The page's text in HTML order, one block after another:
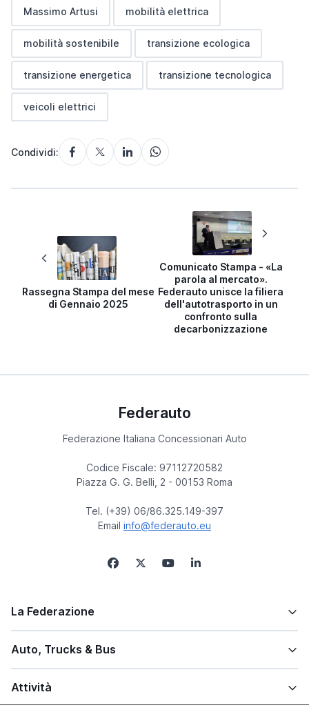
Massimo Artusi mobilità elettrica
mobilità sostenibile transizione ecologica
transizione energetica transizione tecnologica
veicoli elettrici
Condividi:
Rassegna Stampa del mese
di Gennaio 2025
Comunicato Stampa - «La
parola al mercato».
Federauto unisce la filiera
dell'autotrasporto in un
confronto sulla
decarbonizzazione
Federauto
Federazione Italiana Concessionari Auto
Codice Fiscale: 97112720582
Piazza G. G. Belli, 2 - 00153 Roma
Tel. (+39) 06/86.325.149-397
Email info@federauto.eu
La Federazione
Auto, Trucks & Bus
Attività